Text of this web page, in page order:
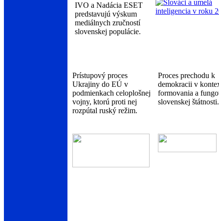
IVO a Nadácia ESET
predstavujú výskum
mediálnych zručností
slovenskej populácie.
Prístupový proces
Ukrajiny do EÚ v
podmienkach celoplošnej
vojny, ktorú proti nej
rozpútal ruský režim.
Proces prechodu k
demokracii v
formovania a
slovenskej štátnosti.